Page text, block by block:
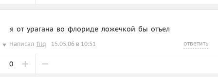
я от урагана во флориде ложечкой бы отъел
Написал filq 15.05.06 в 10:51 ответить
0